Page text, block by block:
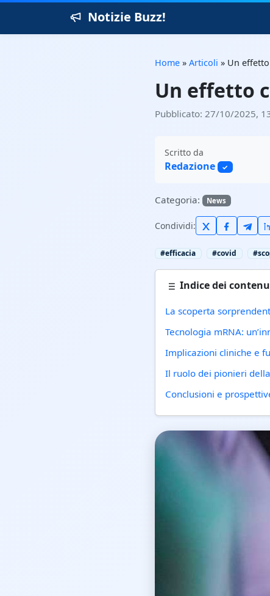
Notizie Buzz!
Home » Articoli » Un
Un effetto
Pubblicato: 27/10/2025,
Scritto da
Redazione ✓
Categoria: News
Condividi:
#efficacia #covid
Indice dei
La scoperta
Tecnologia mRNA:
Implicazioni cliniche e
Il ruolo dei pionieri
Conclusioni e